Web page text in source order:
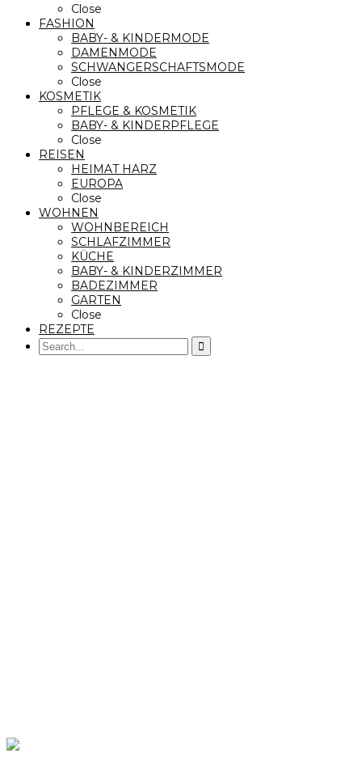
Close
FASHION
BABY- & KINDERMODE
DAMENMODE
SCHWANGERSCHAFTSMODE
Close
KOSMETIK
PFLEGE & KOSMETIK
BABY- & KINDERPFLEGE
Close
REISEN
HEIMAT HARZ
EUROPA
Close
WOHNEN
WOHNBEREICH
SCHLAFZIMMER
KÜCHE
BABY- & KINDERZIMMER
BADEZIMMER
GARTEN
Close
REZEPTE